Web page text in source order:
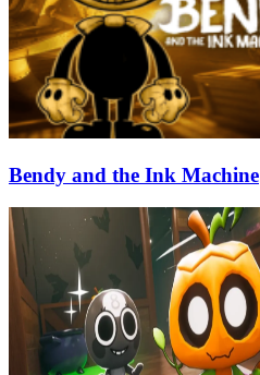
Bendy and the Ink Machine